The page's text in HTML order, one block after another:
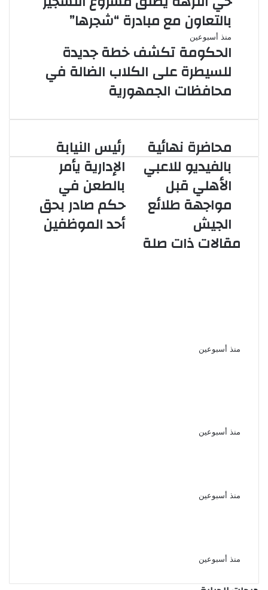
بالتعاون مع مبادرة “شجرها”
منذ أسبوعين
الحكومة تكشف خطة جديدة
للسيطرة على الكلاب الضالة في
محافظات الجمهورية
رئيس
النيابة
الإدارية
يأمر
بالطعن
في
حكم
صادر
رئيس النيابة
الإدارية يأمر
بالطعن في
حكم صادر بحق
أحد الموظفين
محاضرة
نهائية
بالفيديو
للاعبي
قبل
مواجهة
طلائع
الجيش
محاضرة نهائية
بالفيديو للاعبي
الأهلي قبل
مواجهة طلائع
الجيش
مقالات ذات صلة
منذ أسبوعين
منذ أسبوعين
منذ أسبوعين
منذ أسبوعين